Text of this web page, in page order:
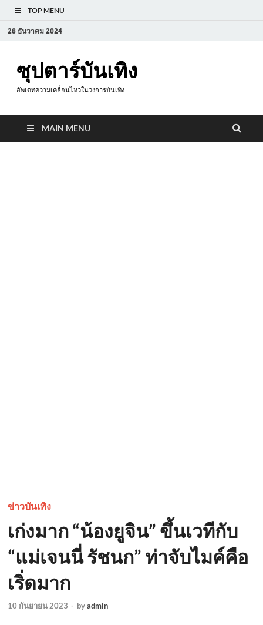
TOP MENU
28 ธันวาคม 2024
ซุปตาร์บันเทิง
อัพเดทความเคลื่อนไหวในวงการบันเทิง
MAIN MENU
ข่าวบันเทิง
เก่งมาก “น้องยูจิน” ขึ้นเวทีกับ
“แม่เจนนี่ รัชนก” ท่าจับไมค์คือ
เริ่ดมาก
10 กันยายน 2023 - byadmin